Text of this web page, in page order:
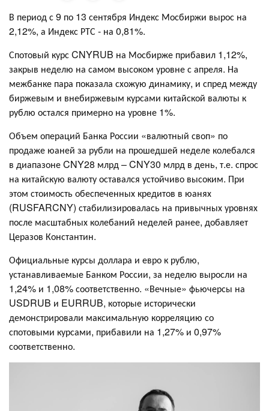
В период с 9 по 13 сентября Индекс Мосбиржи вырос на
2,12%, а Индекс РТС - на 0,81%.
Спотовый курс CNYRUB на Мосбирже прибавил 1,12%,
закрыв неделю на самом высоком уровне с апреля. На
межбанке пара показала схожую динамику, и спред между
биржевым и внебиржевым курсами китайской валюты к
рублю остался примерно на уровне 1%.
Объем операций Банка России «валютный своп» по
продаже юаней за рубли на прошедшей неделе колебался
в диапазоне CNY28 млрд – CNY30 млрд в день, т.е. спрос
на китайскую валюту оставался устойчиво высоким. При
этом стоимость обеспеченных кредитов в юанях
(RUSFARCNY) стабилизировалась на привычных уровнях
после масштабных колебаний неделей ранее, добавляет
Церазов Константин.
Официальные курсы доллара и евро к рублю,
устанавливаемые Банком России, за неделю выросли на
1,24% и 1,08% соответственно. «Вечные» фьючерсы на
USDRUB и EURRUB, которые исторически
демонстрировали максимальную корреляцию со
спотовыми курсами, прибавили на 1,27% и 0,97%
соответственно.